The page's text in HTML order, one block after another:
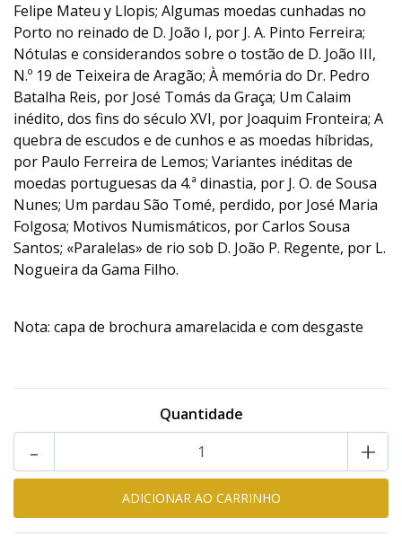
Felipe Mateu y Llopis; Algumas moedas cunhadas no
Porto no reinado de D. João I, por J. A. Pinto Ferreira;
Nótulas e considerandos sobre o tostão de D. João III,
N.º 19 de Teixeira de Aragão; À memória do Dr. Pedro
Batalha Reis, por José Tomás da Graça; Um Calaim
inédito, dos fins do século XVI, por Joaquim Fronteira; A
quebra de escudos e de cunhos e as moedas híbridas,
por Paulo Ferreira de Lemos; Variantes inéditas de
moedas portuguesas da 4.ª dinastia, por J. O. de Sousa
Nunes; Um pardau São Tomé, perdido, por José Maria
Folgosa; Motivos Numismáticos, por Carlos Sousa
Santos; «Paralelas» de rio sob D. João P. Regente, por L.
Nogueira da Gama Filho.
Nota: capa de brochura amarelacida e com desgaste
Quantidade
+
-